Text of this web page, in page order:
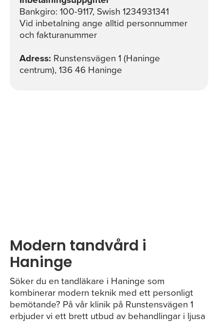
Modern tandvård i
Haninge
Söker du en tandläkare i Haninge som
kombinerar modern teknik med ett personligt
bemötande? På vår klinik på Runstensvägen 1
erbjuder vi ett brett utbud av behandlingar i ljusa
Bankgiro: 100-9117, Swish 1234931341
Vid inbetalning ange alltid personnummer
och fakturanummer
Adress: Runstensvägen 1 (Haninge
centrum), 136 46 Haninge